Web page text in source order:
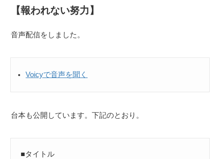
【報われない努力】
音声配信をしました。
Voicyで音声を聞く
台本も公開しています。下記のとおり。
■タイトル